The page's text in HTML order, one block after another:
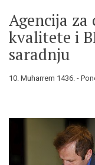
Agencija
kvalitete i
saradnju
10. Muharrem 1436. -